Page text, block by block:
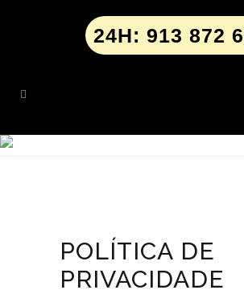
24H: 913 872
POLÍTICA DE
PRIVACIDADE